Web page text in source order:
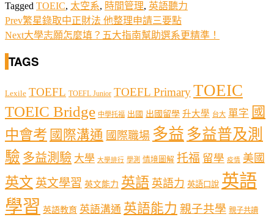
Tagged TOEIC, 太空系, 時間管理, 英語聽力
Prev繁星錄取中正財法 他整理申請三要點
Next大學志願怎麼填？五大指南幫助選系更精準！
TAGS
Lexile TOEFL TOEFL Junior TOEFL PrimaryTOEIC
TOEIC Bridge 中學托福 出國 出國留學 升大學 台大 單字 國
中會考 國際溝通 國際職場 多益 多益普及測
驗 多益測驗 大學 大學排行 學測 情境圖解 托福 留學 疫情 美國
英文 英文學習 英文能力 英語 英語力 英語口說 英語
學習 英語教育 英語溝通 英語能力 親子共學 親子共讀